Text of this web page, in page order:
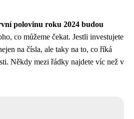
polovinu roku 2024 budou
co můžeme čekat. Jestli investujete
na čísla, ale taky na to, co říká
Někdy mezi řádky najdete víc než v